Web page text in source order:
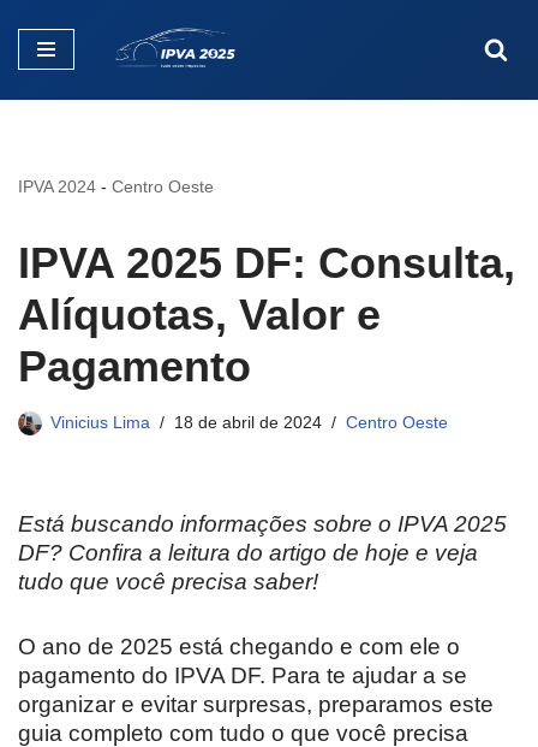
Pular
IPVA 2024 - Centro Oeste
IPVA 2025 DF: Consulta,
Alíquotas, Valor e
Pagamento
Vinicius Lima 18 de abril de 2024 Centro Oeste
Está buscando informações sobre o IPVA 2025
DF? Confira a leitura do artigo de hoje e veja
tudo que você precisa saber!
O ano de 2025 está chegando e com ele o
pagamento do IPVA DF. Para te ajudar a se
organizar e evitar surpresas, preparamos este
guia completo com tudo o que você precisa